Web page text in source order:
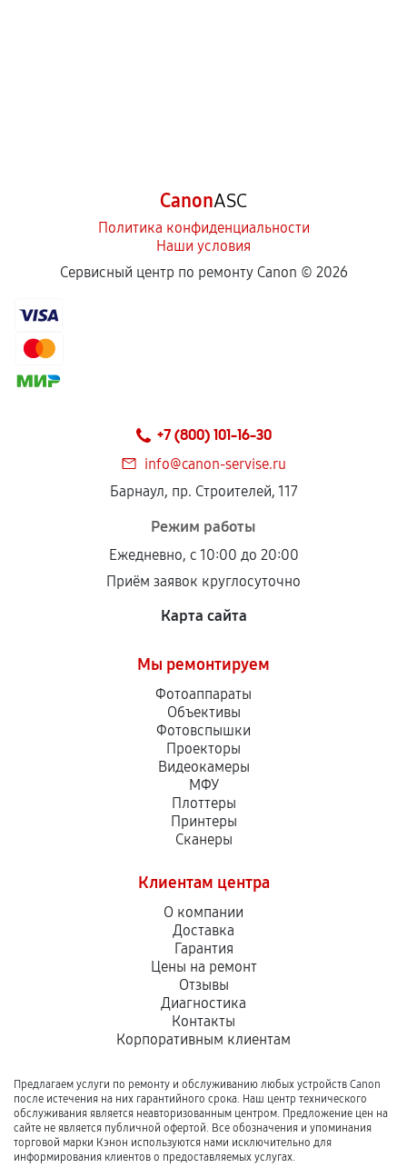
CanonASC
Политика конфиденциальности
Наши условия
Сервисный центр по ремонту Canon © 2026
+7 (800) 101-16-30
info@canon-servise.ru
Барнаул, пр. Строителей, 117
Режим работы
Ежедневно, с 10:00 до 20:00
Приём заявок круглосуточно
Карта сайта
Мы ремонтируем
Фотоаппараты
Объективы
Фотовспышки
Проекторы
Видеокамеры
МФУ
Плоттеры
Принтеры
Сканеры
Клиентам центра
О компании
Доставка
Гарантия
Цены на ремонт
Отзывы
Диагностика
Контакты
Корпоративным клиентам
Предлагаем услуги по ремонту и обслуживанию любых устройств Canon
после истечения на них гарантийного срока. Наш центр технического
обслуживания является неавторизованным центром. Предложение цен на
сайте не является публичной офертой. Все обозначения и упоминания
торговой марки Кэнон используются нами исключительно для
информирования клиентов о предоставляемых услугах.